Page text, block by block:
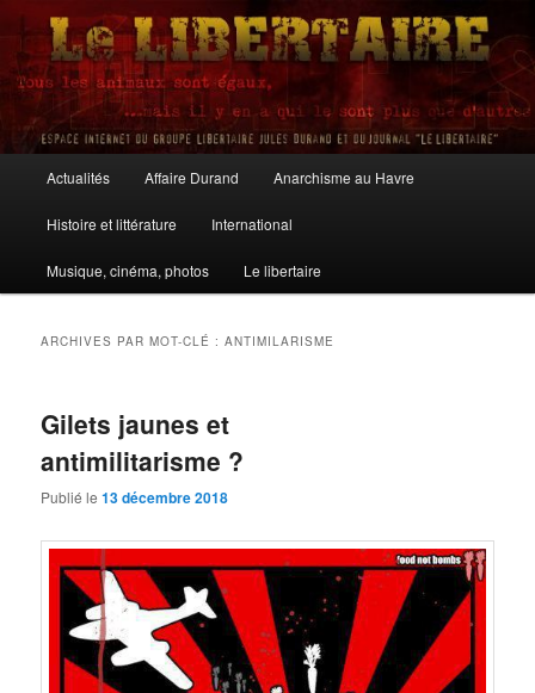
Aller
contenu
principal
Aller
contenu
secondaire
Le Libertaire
principal
Actualités Affaire Durand Anarchisme au Havre
Histoire et littérature International
Musique, cinéma, photos Le libertaire
ARCHIVES PAR MOT-CLÉ :ANTIMILARISME
Gilets jaunes et
antimilitarisme ?
Publié le13 décembre 2018